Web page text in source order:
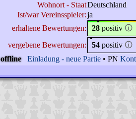
Wohnort - StaatDeutschland
Ist/war Vereinsspieler:ja
erhaltene Bewertungen:
28 positiv 🛈
vergebene Bewertungen:
54 positiv 🛈
offline
Einladung - neue Partie • PN